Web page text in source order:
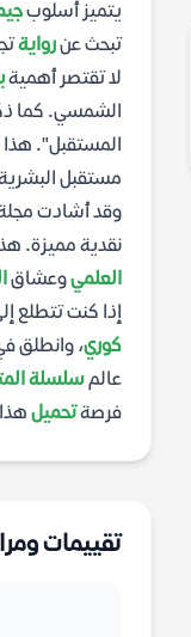
يتميز أسلوب
تبحث عنرواية
لا تقتصر أهمية
الشمسي. كما
المستقبل". هذا
مستقبل
وقد أشادت مجلة
نقدية مميزة.
العلميوعشاق
إذا كنت تتطلع
كوري، وانطلق
عالمسلسلة
فرصةتحميل
تقييمات